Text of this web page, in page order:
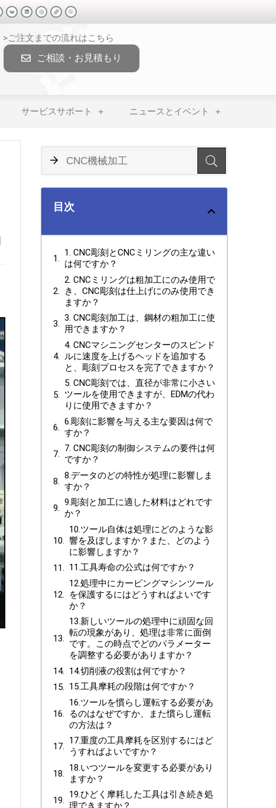
>ご注文までの流れはこちら
ご相談・お見積もり
サービスサポート ニュースとイベント
目次
1. CNC彫刻とCNCミリングの主な違い
は何ですか？
2. CNCミリングは粗加工にのみ使用で
き、CNC彫刻は仕上げにのみ使用でき
ますか？
3. CNC彫刻加工は、鋼材の粗加工に使
用できますか？
4. CNCマシニングセンターのスピンド
ルに速度を上げるヘッドを追加する
と、彫刻プロセスを完了できますか？
5. CNC彫刻では、直径が非常に小さい
ツールを使用できますが、EDMの代わ
りに使用できますか？
6.彫刻に影響を与える主な要因は何で
すか？
7. CNC彫刻の制御システムの要件は何
ですか？
8.データのどの特性が処理に影響しま
すか？
9.彫刻と加工に適した材料はどれです
か？
10.ツール自体は処理にどのような影
響を及ぼしますか？また、どのよう
に影響しますか？
11.工具寿命の公式は何ですか？
12.処理中にカービングマシンツール
を保護するにはどうすればよいです
か？
13.新しいツールの処理中に頑固な回
転の現象があり、処理は非常に面倒
です。この時点でどのパラメーター
を調整する必要がありますか？
14.切削液の役割は何ですか？
15.工具摩耗の段階は何ですか？
16.ツールを慣らし運転する必要があ
るのはなぜですか、また慣らし運転
の方法は？
17.重度の工具摩耗を区別するにはど
うすればよいですか？
18.いつツールを変更する必要があり
ますか？
19.ひどく摩耗した工具は引き続き処
理できますか？